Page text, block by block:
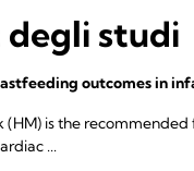
studi
outcomes in
(HM) is the
...